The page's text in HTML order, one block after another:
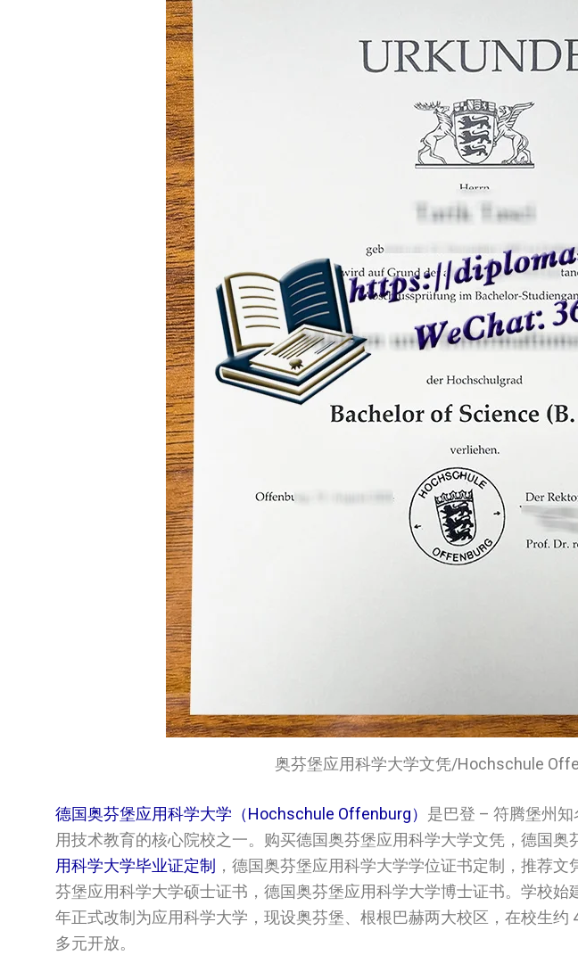
奥芬堡应用科学大学文凭/Hochschule
‌德国奥芬堡应用科学大学（Hochschule Offenburg） 是巴登 – 符腾堡州
用技术教育的核心院校之一。购买德国‌奥芬堡应用科学大学‌‌‌‌文凭，德国‌奥
用科学大学‌‌‌‌毕业证定制 ，德国‌奥芬堡应用科学大学‌‌‌‌学位证书定制，推荐
芬堡应用科学大学‌‌‌‌硕士证书，德国‌奥芬堡应用科学大学‌‌‌‌博士证书。学校始
年正式改制为应用科学大学，现设奥芬堡、根根巴赫两大校区，在校生约
多元开放。